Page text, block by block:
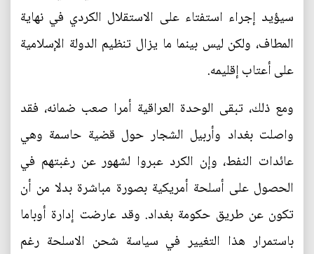
سيؤيد إجراء استفتاء على الاستقلال الكردي في نهاية
المطاف، ولكن ليس بينما ما يزال تنظيم الدولة الإسلامية
على أعتاب إقليمه.
ومع ذلك، تبقى الوحدة العراقية أمرا صعب ضمانه، فقد
واصلت بغداد وأربيل الشجار حول قضية حاسمة وهي
عائدات النفط، وإن الكرد عبروا لشهور عن رغبتهم في
الحصول على أسلحة أمريكية بصورة مباشرة بدلا من أن
تكون عن طريق حكومة بغداد. وقد عارضت إدارة أوباما
باستمرار هذا التغيير في سياسة شحن الاسلحة رغم